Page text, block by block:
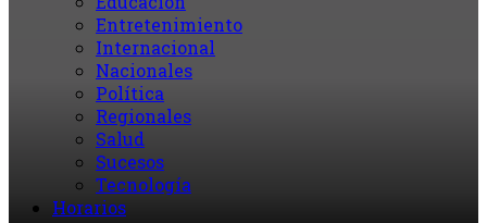
Entretenimiento
Internacional
Nacionales
Política
Regionales
Salud
Sucesos
Tecnología
Horarios